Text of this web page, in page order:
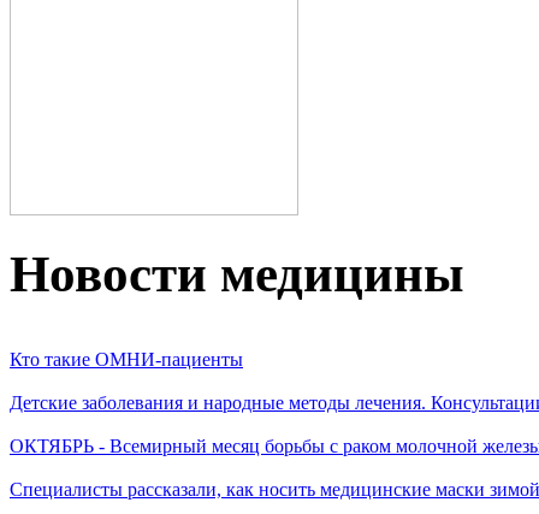
Новости медицины
Кто такие ОМНИ-пациенты
Детские заболевания и народные методы лечения.
ОКТЯБРЬ - Всемирный месяц борьбы с раком молочной
Специалисты рассказали, как носить медицинские маски зимой